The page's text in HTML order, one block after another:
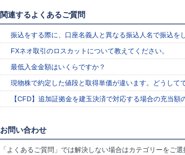
関連するよくあるご質問
振込をする際に、口座名義人と異なる振込人名で振込を
FXネオ取引のロスカットについて教えてください。
最低入金金額はいくらですか？
現物株で約定した値段と取得単価が違います。どうして
【CFD】追加証拠金を建玉決済で対応する場合の充当額
お問い合わせ
「よくあるご質問」では解決しない場合はカテゴリーをご